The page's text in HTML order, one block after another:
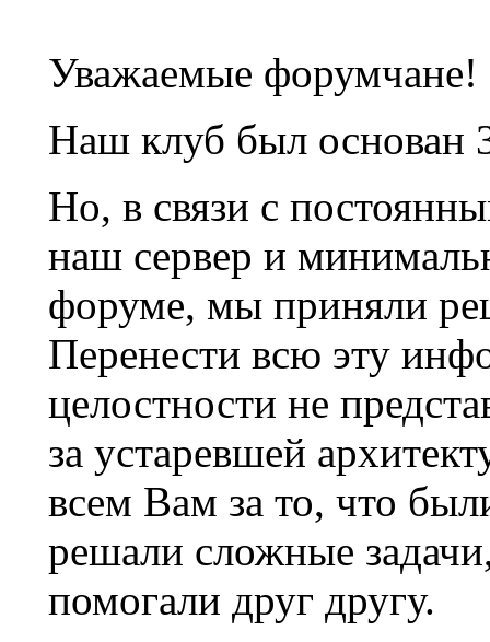
Уважаемые форумчане!
Наш клуб был основан
Но, в связи с
наш сервер и
форуме, мы приняли
Перенести всю эту
целостности не
за устаревшей
всем Вам за то, что
решали сложные
помогали друг другу.